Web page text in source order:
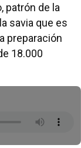
patrón de la
savia que es
preparación
18.000